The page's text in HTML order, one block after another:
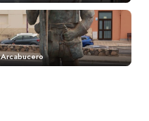
Arcabucero